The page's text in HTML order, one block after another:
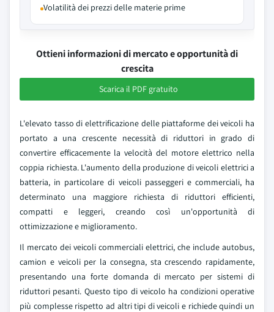
Volatilità dei prezzi delle materie prime
Ottieni informazioni di mercato e opportunità di
crescita
Scarica il PDF gratuito
L'elevato tasso di elettrificazione delle piattaforme dei veicoli ha
portato a una crescente necessità di riduttori in grado di
convertire efficacemente la velocità del motore elettrico nella
coppia richiesta. L'aumento della produzione di veicoli elettrici a
batteria, in particolare di veicoli passeggeri e commerciali, ha
determinato una maggiore richiesta di riduttori efficienti,
compatti e leggeri, creando così un'opportunità di
ottimizzazione e miglioramento.
Il mercato dei veicoli commerciali elettrici, che include autobus,
camion e veicoli per la consegna, sta crescendo rapidamente,
presentando una forte domanda di mercato per sistemi di
riduttori pesanti. Questo tipo di veicolo ha condizioni operative
più complesse rispetto ad altri tipi di veicoli e richiede quindi un